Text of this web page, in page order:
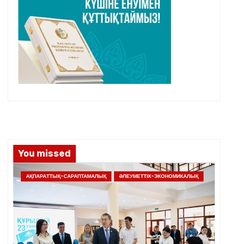
You missed
АҚПАРАТТЫҚ-САРАПТАМАЛЫҚ ӘЛЕУМЕТТІК-ЭКОНОМИКАЛЫҚ